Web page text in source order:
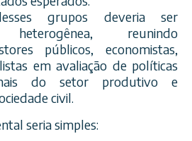
grupos deveria ser
heterogênea, reunindo
públicos, economistas,
em avaliação de políticas
do setor produtivo e
civil.
seria simples: